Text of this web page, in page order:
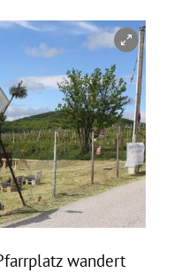
wandert